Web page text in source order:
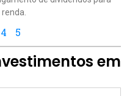
4 5
em